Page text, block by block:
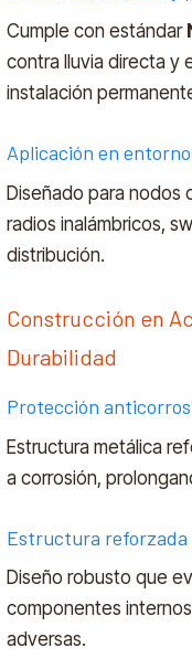
Cumple con estándar
contra lluvia directa y
instalación
Aplicación en
Diseñado para nodos
radios inalámbricos,
distribución.
Construcción en
Durabilidad
Protección
Estructura metálica
a corrosión,
Estructura reforzada
Diseño robusto que
componentes
adversas.